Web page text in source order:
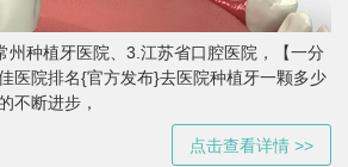
州种植牙医院、3.江苏省口腔医院，【一分
医院排名{官方发布}去医院种植牙一颗多少
不断进步，
点击查看详情 >>